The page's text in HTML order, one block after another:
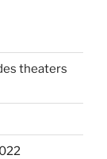
theaters